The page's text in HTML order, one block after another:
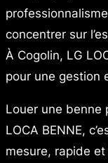
concentrer sur
À Cogolin, LG
pour une gestion
Louer une benne
LOCA BENNE,
mesure, rapide